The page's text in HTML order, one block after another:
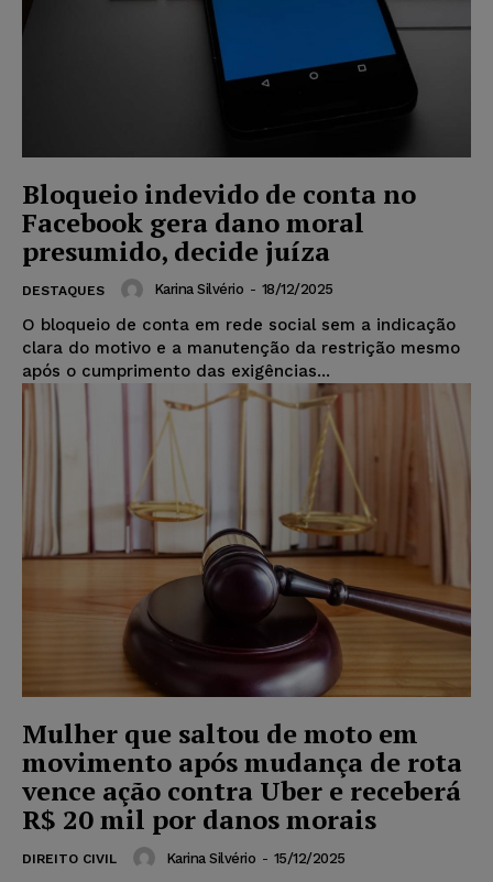
Bloqueio indevido de conta no
Facebook gera dano moral
presumido, decide juíza
DESTAQUES Karina Silvério - 18/12/2025
O bloqueio de conta em rede social sem a indicação
clara do motivo e a manutenção da restrição mesmo
após o cumprimento das exigências...
Mulher que saltou de moto em
movimento após mudança de rota
vence ação contra Uber e receberá
R$ 20 mil por danos morais
DIREITO CIVIL Karina Silvério - 15/12/2025